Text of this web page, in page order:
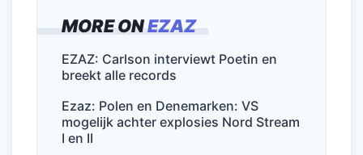
MORE ONEZAZ
EZAZ: Carlson interviewt Poetin en
breekt alle records
Ezaz: Polen en Denemarken: VS
mogelijk achter explosies Nord Stream
I en II
e
b
o
o
k
er l
e
dI
n
A
p